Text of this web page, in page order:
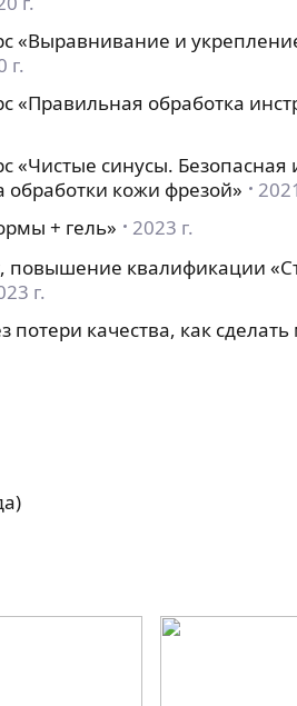
«Выравнивание и
г.
«Правильная обработка
«Чистые синусы. Безопасная
кожи фрезой»
+ гель»
2023 г.
повышение квалификации
г.
потери качества, как